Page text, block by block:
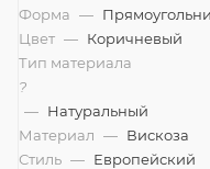
Форма —
Цвет — Коричневый
Тип материала
?
— Натуральный
Материал — Вискоза
Стиль — Европейский